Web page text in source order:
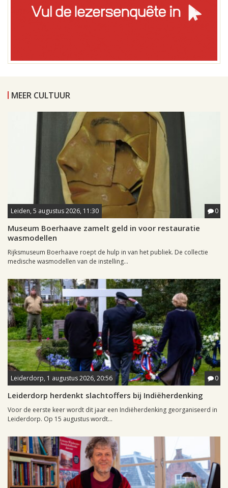
MEER CULTUUR
Leiden, 5 augustus 2026, 11:30 0
Museum Boerhaave zamelt geld in voor restauratie
wasmodellen
Rijksmuseum Boerhaave roept de hulp in van het publiek. De collectie
medische wasmodellen van de instelling...
Leiderdorp, 1 augustus 2026, 20:56 0
Leiderdorp herdenkt slachtoffers bij Indiëherdenking
Voor de eerste keer wordt dit jaar een Indiëherdenking georganiseerd in
Leiderdorp. Op 15 augustus wordt...